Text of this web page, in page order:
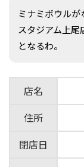
ミナミボウル
スタジアム上
となるわ。
店名
住所
閉店日